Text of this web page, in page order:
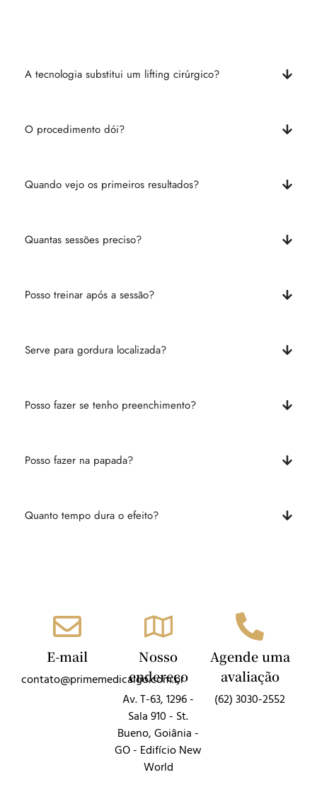
A tecnologia substitui um lifting cirúrgico?
O procedimento dói?
Quando vejo os primeiros resultados?
Quantas sessões preciso?
Posso treinar após a sessão?
Serve para gordura localizada?
Posso fazer se tenho preenchimento?
Posso fazer na papada?
Quanto tempo dura o efeito?
E-mail
contato@primemedicalgo.com.br
Nosso
endereço
Av. T-63, 1296 -
Sala 910 - St.
Bueno, Goiânia -
GO - Edifício New
World
Agende uma
avaliação
(62) 3030-2552